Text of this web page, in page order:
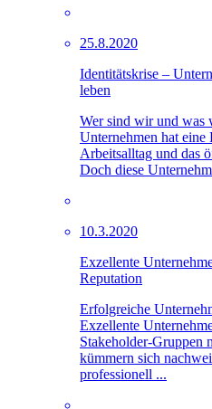
25.8.2020
Identitätskrise –
leben
Wer sind wir und was
Unternehmen hat eine
Arbeitsalltag und das
Doch diese
10.3.2020
Exzellente
Reputation
Erfolgreiche
Exzellente
Stakeholder-Gruppen
kümmern sich
professionell ...